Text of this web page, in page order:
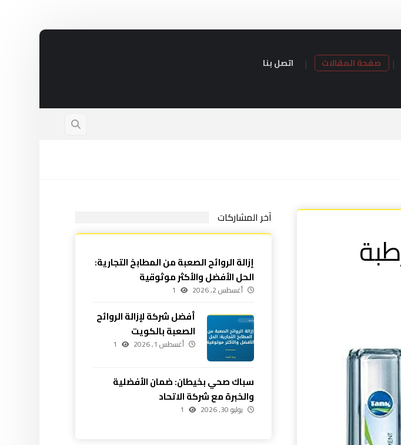
صفحة المقالات اتصل بنا
آخر المشاركات
إزالة الروائح الصعبة من المطابخ التجارية:
الحل الأفضل والأكثر موثوقية
أغسطس 2, 2026 1
أفضل شركة لإزالة الروائح
الصعبة بالكويت
أغسطس 1, 2026 1
سباك صحي بخيطان: ضمان الأفضلية
والخبرة مع شركة الاتحاد
يوليو 30, 2026 1